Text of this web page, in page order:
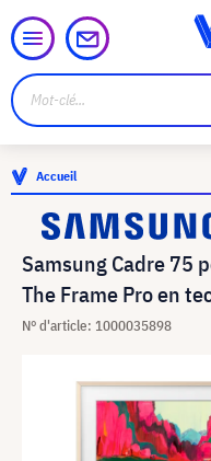
Accueil
Samsung Cadre 75
The Frame Pro en
N° d'article: 1000035898